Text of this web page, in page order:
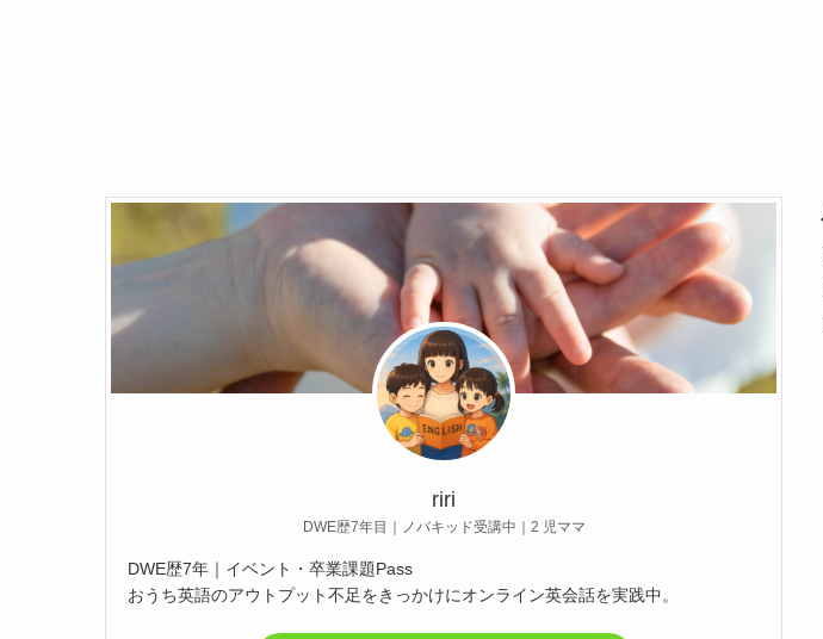
riri
DWE歴7年目｜ノバキッド受講中｜2 児ママ
DWE歴7年｜イベント・卒業課題Pass
おうち英語のアウトプット不足をきっかけにオンライン英会話を実践中。